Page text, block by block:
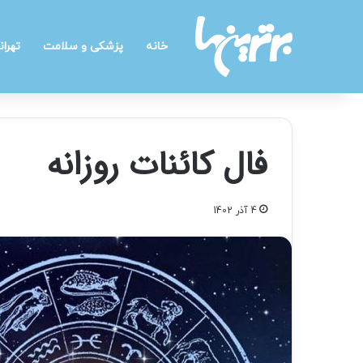
خانه پزشکی و سلامت
فال کائنات روزانه
4 آذر 1402